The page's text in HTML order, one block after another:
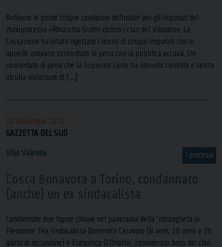
Arrivano le prime cinque condanne definitive per gli imputati del
maxiprocesso «Rinascita Scott» contro i clan del Vibonese. La
Cassazione ha infatti rigettato i ricorsi di cinque imputati che in
appello avevano concordato la pena con la pubblica accusa. Un
concordato di pena che la Suprema Corte ha ritenuto corretto e senza
alcuna violazione di […]
22 Novembre 2025
GAZZETTA DEL SUD
I processi
Vibo Valentia
Cosca Bonavota a Torino, condannato
(anche) un ex sindacalista
Condannate due figure chiave nel panorama della ‘ndrangheta in
Piemonte: l’ex sindacalista Domenico Ceravolo (8 anni, 10 mesi e 20
giorni di reclusione) e Francesco D’Onofrio, considerato boss dei clan